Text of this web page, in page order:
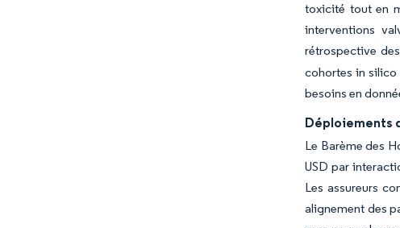
toxicité tout en
interventions
rétrospective
cohortes in silico
besoins en
Déploiements
Le Barème des
USD par
Les assureurs
alignement des